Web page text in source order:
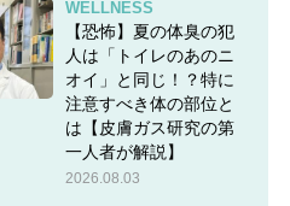
WELLNESS
【恐怖】夏の体臭の犯
人は「トイレのあのニ
オイ」と同じ！？特に
注意すべき体の部位と
は【皮膚ガス研究の第
一人者が解説】
2026.08.03